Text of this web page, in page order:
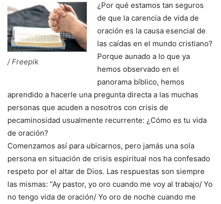
/ Freepik
¿Por qué estamos tan seguros
de que la carencia de vida de
oración es la causa esencial de
las caídas en el mundo cristiano?
Porque aunado a lo que ya
hemos observado en el
panorama bíblico, hemos
aprendido a hacerle una pregunta directa a las muchas
personas que acuden a nosotros con crisis de
pecaminosidad usualmente recurrente: ¿Cómo es tu vida
de oración?
Comenzamos así para ubicarnos, pero jamás una sola
persona en situación de crisis espiritual nos ha confesado
respeto por el altar de Dios. Las respuestas son siempre
las mismas: “Ay pastor, yo oro cuando me voy al trabajo/ Yo
no tengo vida de oración/ Yo oro de noche cuando me